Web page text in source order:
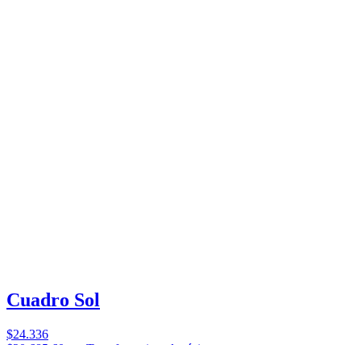
Cuadro Sol
$24.336